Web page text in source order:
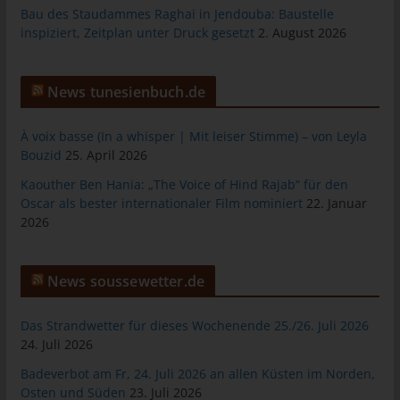
Bau des Staudammes Raghai in Jendouba: Baustelle
inspiziert, Zeitplan unter Druck gesetzt 2. August 2026
News tunesienbuch.de
À voix basse (In a whisper | Mit leiser Stimme) – von Leyla
Bouzid 25. April 2026
Kaouther Ben Hania: „The Voice of Hind Rajab“ für den
Oscar als bester internationaler Film nominiert 22. Januar
2026
News soussewetter.de
Das Strandwetter für dieses Wochenende 25./26. Juli 2026
24. Juli 2026
Badeverbot am Fr, 24. Juli 2026 an allen Küsten im Norden,
Osten und Süden 23. Juli 2026
Gesamtheit der Mitarbeiter des für die Verarbeitung
Verantwortlichen stehen der betroffenen Person in diesem
Kontaktmöglichkeit über die Internetseite
Die Internetseite enthält aufgrund von gesetzlichen Vorschriften
Angaben, die eine schnelle elektronische Kontaktaufnahme zu
mit uns ermöglichen, was ebenfalls eine allgemeine Adresse der
sogenannten elektronischen Post (E-Mail-Adresse) umfasst.
Sofern eine betroffene Person per E-Mail oder über ein
Verantwortlichen aufnimmt, werden die von der betroffenen
Person übermittelten personenbezogenen Daten automatisch
Person an den für die Verarbeitung Verantwortlichen
übermittelten personenbezogenen Daten werden für Zwecke
der Bearbeitung oder der Kontaktaufnahme zur betroffenen
Person gespeichert. Es erfolgt keine Weitergabe dieser